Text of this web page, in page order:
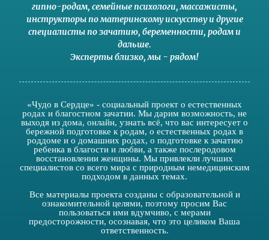
гипно-родам, семейные психологи,массажисты,
инструкторы по материнскому искусствуи другие
специалисты по зачатию, беременности, родами
дальше.
Эксперты близко,мы - рядом!
«Чудо в Сердце» - социальный проект о естественных
родах и благостном зачатии. Мы дарим возможность, не
выходя из дома, онлайн, узнать всё, что вас интересует о
бережной подготовке к родам, о естественных родах в
роддоме и о домашних родах, о подготовке к зачатию
ребенка в благости и любви, а также послеродовом
восстановлении женщины. Мы привлекли лучших
специалистов со всего мира с природным немедицинским
подходом в данных темах.
Все материалы проекта созданы с образовательной и
ознакомительной целями, поэтому просим Вас
пользоваться ими вдумчиво, с мерами
предосторожности, осознавая, что это целиком Ваша
ответственность.